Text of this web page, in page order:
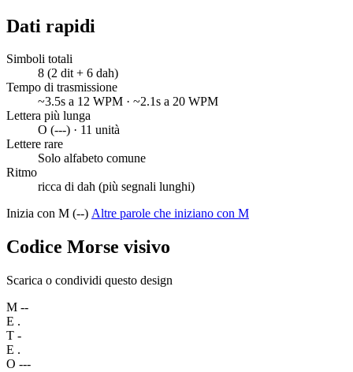
Dati rapidi
Simboli totali
8 (2 dit + 6 dah)
Tempo di trasmissione
~3.5s a 12 WPM · ~2.1s a 20 WPM
Lettera più lunga
O (---) · 11 unità
Lettere rare
Solo alfabeto comune
Ritmo
ricca di dah (più segnali lunghi)
Inizia con M (--) Altre parole che iniziano con M
Codice Morse visivo
Scarica o condividi questo design
M --
E .
T -
E .
O ---